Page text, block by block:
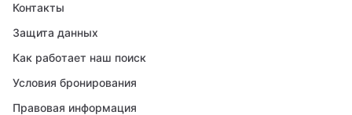
Контакты
Защита данных
Как работает наш поиск
Условия бронирования
Правовая информация